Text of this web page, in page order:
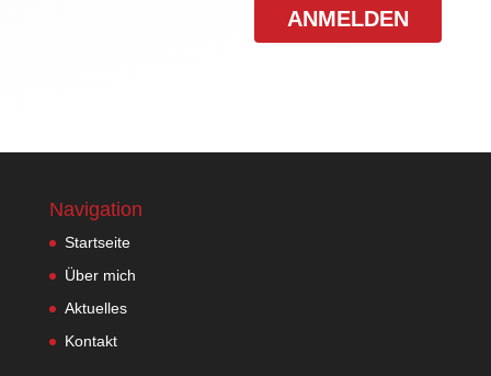
Navigation
Startseite
Über mich
Aktuelles
Kontakt